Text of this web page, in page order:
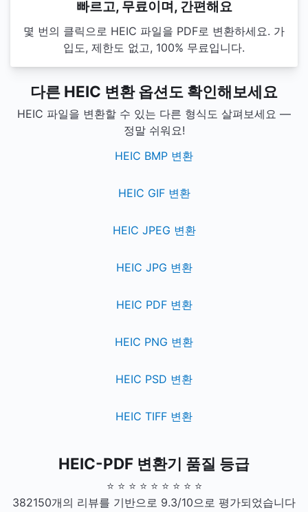
빠르고, 무료이며, 간편해요
몇 번의 클릭으로 HEIC 파일을 PDF로 변환하세요. 가
입도, 제한도 없고, 100% 무료입니다.
다른 HEIC 변환 옵션도 확인해보세요
HEIC 파일을 변환할 수 있는 다른 형식도 살펴보세요 —
정말 쉬워요!
HEIC BMP 변환
HEIC GIF 변환
HEIC JPEG 변환
HEIC JPG 변환
HEIC PDF 변환
HEIC PNG 변환
HEIC PSD 변환
HEIC TIFF 변환
HEIC-PDF 변환기 품질 등급
⭐ ⭐ ⭐ ⭐ ⭐ ⭐ ⭐ ⭐ ⭐
382150개의 리뷰를 기반으로 9.3/10으로 평가되었습니다